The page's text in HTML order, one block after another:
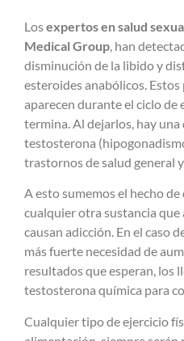
Losexpertos en salud
Medical Group, han
disminución de la libido y
esteroides anabólicos.
aparecen durante el ciclo de
termina. Al dejarlos, hay
testosterona
trastornos de salud general
A esto sumemos el hecho
cualquier otra sustancia que
causan adicción. En el caso
más fuerte necesidad de
resultados que esperan, los
testosterona química para
Cualquier tipo de ejercicio